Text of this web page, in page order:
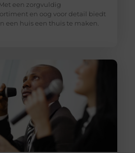
een zorgvuldig
en oog voor detail biedt
een huis een thuis te maken.